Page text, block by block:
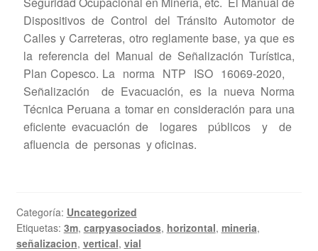
Dispositivos de Control del Tránsito Automotor de
Calles y Carreteras, otro reglamente base, ya que es
la referencia del Manual de Señalización Turística,
Plan Copesco. La norma NTP ISO 16069-2020,
Señalización de Evacuación, es la nueva Norma
Técnica Peruana a tomar en consideración para una
eficiente evacuación de logares públicos y de
afluencia de personas y oficinas.
Categoría: Uncategorized
Etiquetas: 3m, carpyasociados, horizontal, mineria,
señalizacion, vertical, vial